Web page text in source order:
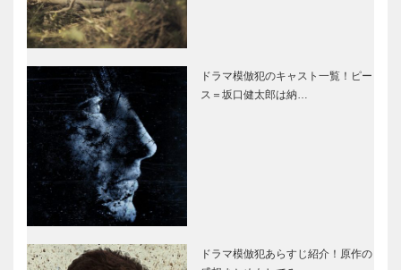
ドラマ模倣犯のキャスト一覧！ピー
ス＝坂口健太郎は納…
ドラマ模倣犯あらすじ紹介！原作の